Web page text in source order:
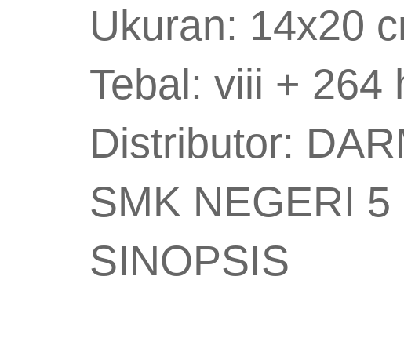
Ukuran: 14x20
Tebal: viii + 264
Distributor:
SMK NEGERI
SINOPSIS